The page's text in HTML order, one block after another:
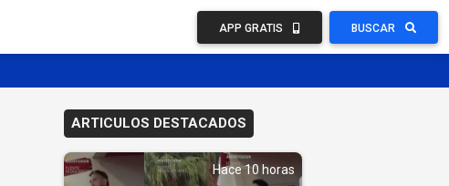
APP GRATIS BUSCAR
ARTICULOS DESTACADOS
Hace 10 horas